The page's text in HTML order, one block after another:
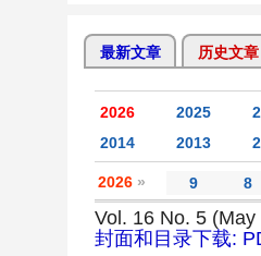
最新文章 历史文章
2026 2025
2014
2013
2026 » 9 8
Vol. 16 No. 5 (May
封面和目录下载: